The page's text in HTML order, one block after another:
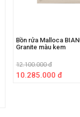
Bồn rửa Malloca
Granite màu kem
12.100.000 đ
10.285.000 đ